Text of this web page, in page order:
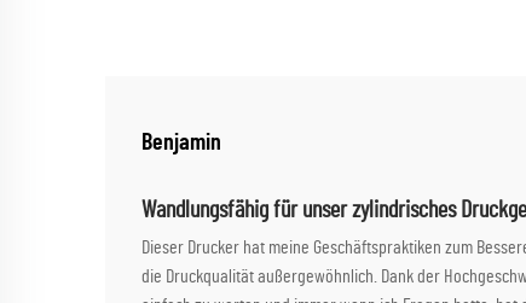
Benjamin
Wandlungsfähig für unser zylindrisches
Dieser Drucker hat meine Geschäftspraktiken zum
die Druckqualität außergewöhnlich. Dank der